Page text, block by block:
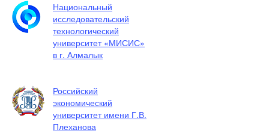
Национальный
исследовательский
технологический
университет «МИСИС»
в г. Алмалык
Российский
экономический
университет имени Г.В.
Плеханова